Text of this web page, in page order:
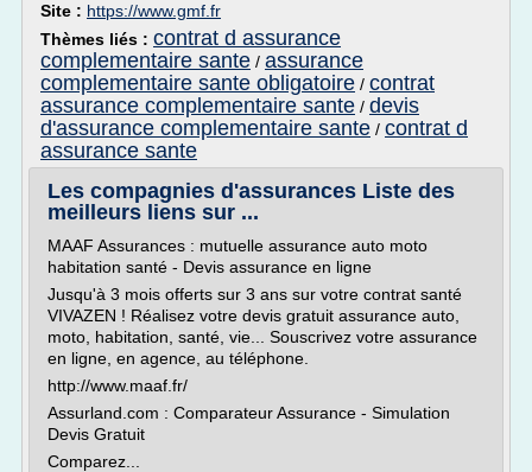
Site : https://www.gmf.fr
Thèmes liés : contrat d assurance
complementaire sante / assurance
complementaire sante obligatoire / contrat
assurance complementaire sante / devis
d'assurance complementaire sante / contrat d
assurance sante
Les compagnies d'assurances Liste des
meilleurs liens sur ...
MAAF Assurances : mutuelle assurance auto moto
habitation santé - Devis assurance en ligne
Jusqu'à 3 mois offerts sur 3 ans sur votre contrat santé
VIVAZEN ! Réalisez votre devis gratuit assurance auto,
moto, habitation, santé, vie... Souscrivez votre assurance
en ligne, en agence, au téléphone.
http://www.maaf.fr/
Assurland.com : Comparateur Assurance - Simulation
Devis Gratuit
Comparez...